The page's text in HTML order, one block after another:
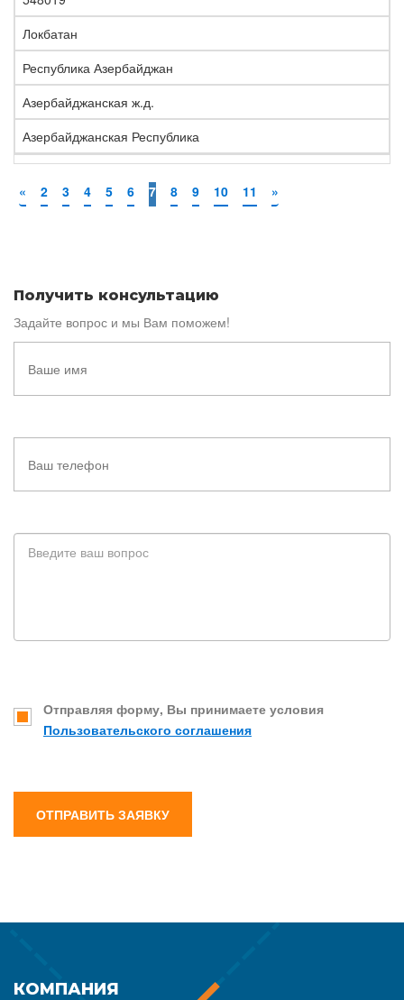
Локбатан
Республика Азербайджан
Азербайджанская ж.д.
Азербайджанская Республика
« 2 3 4 5 6 7 8 9 10 11 »
Получить консультацию
Задайте вопрос и мы Вам поможем!
Отправляя форму, Вы принимаете условия
Пользовательского соглашения
ОТПРАВИТЬ ЗАЯВКУ
КОМПАНИЯ